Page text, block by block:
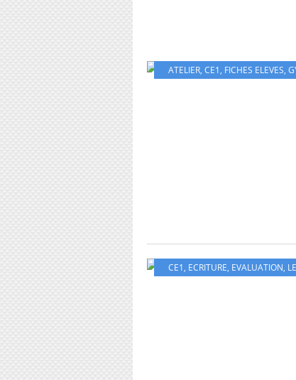
ATELIER, CE1, FICHES ELEVES,
CE1, ECRITURE, EVALUATION,